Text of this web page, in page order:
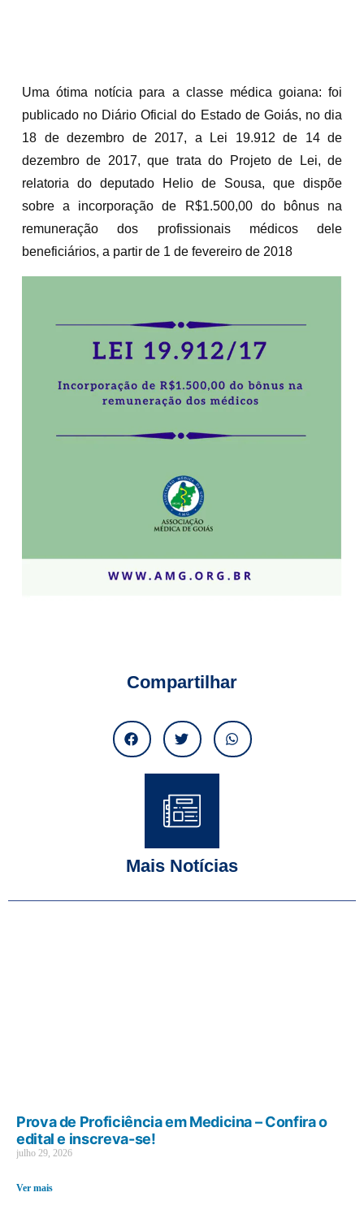
Uma ótima notícia para a classe médica goiana: foi
publicado no Diário Oficial do Estado de Goiás, no dia
18 de dezembro de 2017, a Lei 19.912 de 14 de
dezembro de 2017, que trata do Projeto de Lei, de
relatoria do deputado Helio de Sousa, que dispõe
sobre a incorporação de R$1.500,00 do bônus na
remuneração dos profissionais médicos dele
beneficiários, a partir de 1 de fevereiro de 2018
Compartilhar
Mais Notícias
Prova de Proficiência em Medicina – Confira o
edital e inscreva-se!
julho 29, 2026
Ver mais